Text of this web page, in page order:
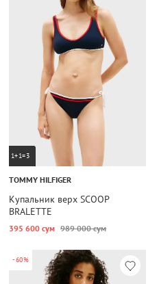
1+1=3
TOMMY HILFIGER
Купальник верх SCOOP
BRALETTE
395 600 сум 989 000 сум
-60%